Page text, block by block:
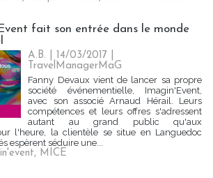
fait son entrée dans le monde
A.B. | 14/03/2017
TravelManagerMaG
Fanny Devaux vient de lancer sa propre
société événementielle, Imagin'Event,
avec son associé Arnaud Hérail. Leurs
compétences et leurs offres s'adressent
autant au grand public qu'aux
l'heure, la clientèle se situe en Languedoc
espèrent séduire une...
, MICE